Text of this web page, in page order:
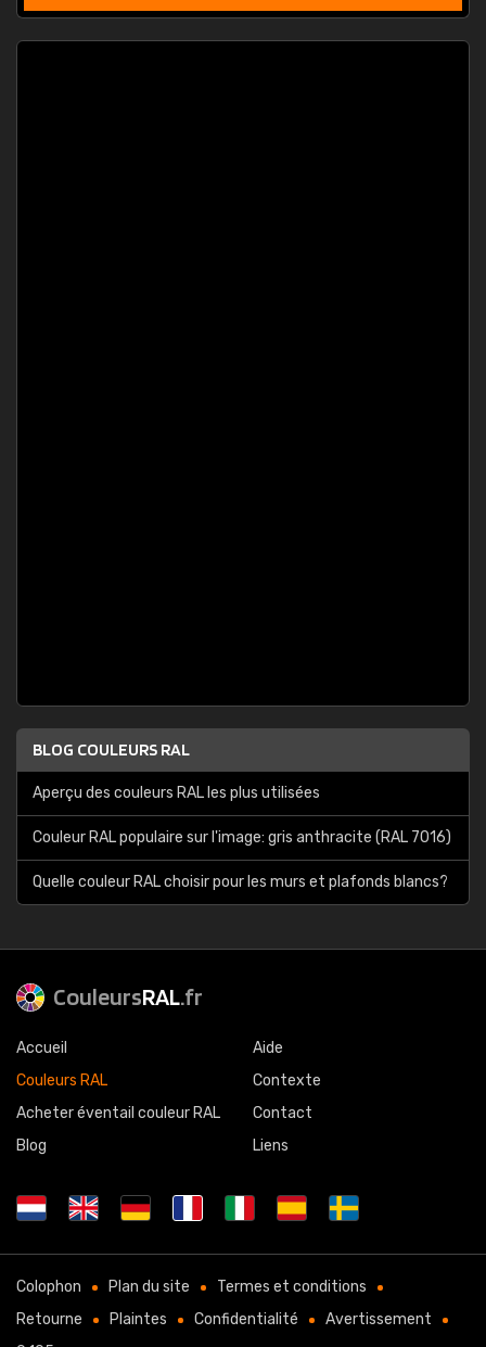
BLOG COULEURS RAL
Aperçu des couleurs RAL les plus utilisées
Couleur RAL populaire sur l'image: gris anthracite (RAL 7016)
Quelle couleur RAL choisir pour les murs et plafonds blancs?
CouleursRAL.fr
Accueil
Couleurs RAL
Acheter éventail couleur RAL
Blog
Aide
Contexte
Contact
Liens
Colophon Plan du site
Termes et conditions
Retourne
Plaintes Confidentialité
Avertissement